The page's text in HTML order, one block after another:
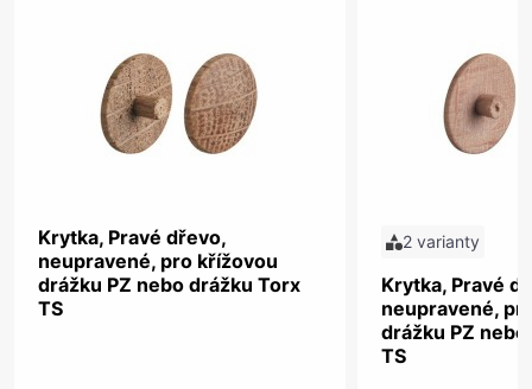
Krytka, Pravé dřevo,
neupravené, pro křížovou
drážku PZ nebo drážku Torx
TS
2 varianty
Krytka, Pravé
neupravené,
drážku PZ
TS